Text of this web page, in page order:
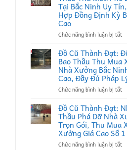
Tại Bắc Ninh Uy
Hợp Đồng Định Kỳ
Cao
Chức năng bình luận bị tắtở
Thu
Uy
Đồ Cũ Thành Đạt:
Bao Thầu Thu Mua
Nhà Xưởng Bắc
Cao, Đầy Đủ Pháp
Chức năng bình luận bị tắtở
Tác
Bao
Đồ Cũ Thành Đạt:
Thầu Phá Dỡ Nhà
Trọn Gói, Thu Mua
Xưởng Giá Cao Số 1
Chức năng bình luận bị tắtở